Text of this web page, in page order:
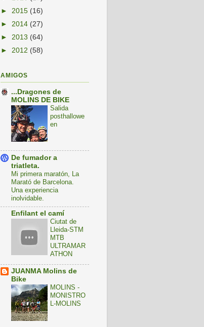
► 2015 (16)
► 2014 (27)
► 2013 (64)
► 2012 (58)
AMIGOS
...Dragones de
MOLINS DE BIKE
Salida
posthallowe
en
De fumador a
triatleta.
Mi primera maratón, La
Marató de Barcelona.
Una experiencia
inolvidable.
Enfilant el camí
Ciutat de
Lleida-STM
MTB
ULTRAMAR
ATHON
JUANMA Molins de
Bike
MOLINS -
MONISTRO
L-MOLINS